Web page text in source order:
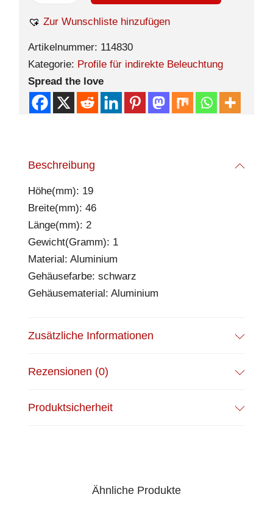
Zur Wunschliste hinzufügen
Artikelnummer: 114830
Kategorie: Profile für indirekte Beleuchtung
Spread the love
Beschreibung
Höhe(mm): 19
Breite(mm): 46
Länge(mm): 2
Gewicht(Gramm): 1
Material: Aluminium
Gehäusefarbe: schwarz
Gehäusematerial: Aluminium
Zusätzliche Informationen
Rezensionen (0)
Produktsicherheit
Ähnliche Produkte